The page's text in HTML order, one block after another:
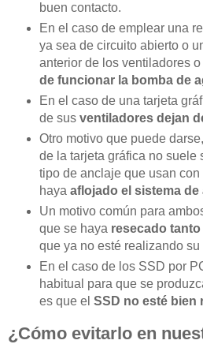
buen contacto.
En el caso de emplear una
ya sea de circuito abierto o
anterior de los ventiladores
de funcionar la bomba de
En el caso de una tarjeta
de sus ventiladores dejan
Otro motivo que puede
de la tarjeta gráfica no suele
tipo de anclaje que usan
haya aflojado el sistema de
Un motivo común para
que se haya resecado
que ya no esté realizando su
En el caso de los SSD por
habitual para que se
es que el SSD no esté bien
¿Cómo evitarlo en